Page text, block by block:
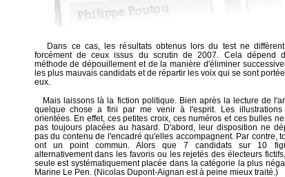
Dans ce cas, les résultats obtenus lors du test ne
forcément de ceux issus du scrutin de 2007. Cela dépend
méthode de dépouillement et de la manière d'éliminer
les plus mauvais candidats et de répartir les voix qui se sont
eux.
Mais laissons là la fiction politique. Bien après la lecture de
quelque chose a fini par me venir à l'esprit. Les illustrations
orientées. En effet, ces petites croix, ces numéros et ces bulles
pas toujours placées au hasard. D'abord, leur disposition ne
pas du contenu de l'encadré qu'elles accompagnent. Par contre,
ont un point commun. Alors que 7 candidats sur 10
alternativement dans les favoris ou les rejetés des électeurs
seule est systématiquement placée dans la catégorie la plus
Marine Le Pen. (Nicolas Dupont-Aignan est à peine mieux traité.)